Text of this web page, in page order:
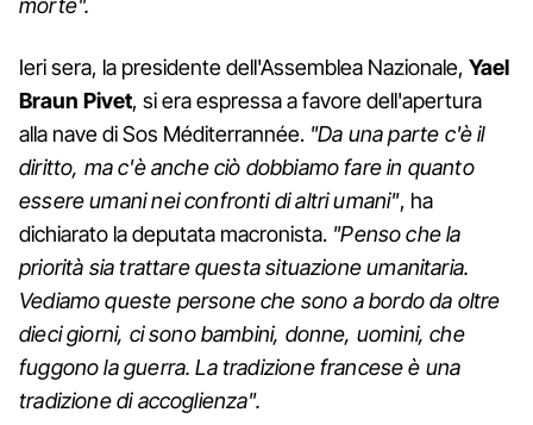
morte".
Ieri sera, la presidente dell'Assemblea Nazionale, Yael
Braun Pivet, si era espressa a favore dell'apertura
alla nave di Sos Méditerrannée. "Da una parte c'è il
diritto, ma c'è anche ciò dobbiamo fare in quanto
essere umani nei confronti di altri umani", ha
dichiarato la deputata macronista. "Penso che la
priorità sia trattare questa situazione umanitaria.
Vediamo queste persone che sono a bordo da oltre
dieci giorni, ci sono bambini, donne, uomini, che
fuggono la guerra. La tradizione francese è una
tradizione di accoglienza".